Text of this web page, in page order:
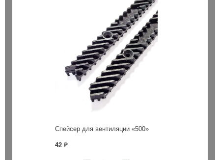
Спейсер для вентиляции «500»
42 ₽